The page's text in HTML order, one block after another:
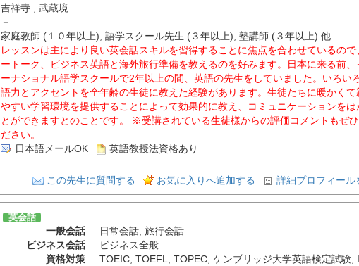
吉祥寺 , 武蔵境
－
家庭教師 (１０年以上), 語学スクール先生 (３年以上), 塾講師 (３年以上) 他
レッスンは主により良い英会話スキルを習得することに焦点を合わせているので
ートーク、ビジネス英語と海外旅行準備を教えるのを好みます。日本に来る前、
ーナショナル語学スクールで2年以上の間、英語の先生をしていました。いろい
語力とアクセントを全年齢の生徒に教えた経験があります。生徒たちに暖かくて
やすい学習環境を提供することによって効果的に教え、コミュニケーションをは
とができますとのことです。 ※受講されている生徒様からの評価コメントもぜひ
ださい。
日本語メールOK
英語教授法資格あり
この先生に質問する お気に入りへ追加する 詳細プロフィール
英会話
一般会話 日常会話, 旅行会話
ビジネス会話
ビジネス全般
資格対策
TOEIC, TOEFL TOPEC, ケンブリッジ大学英語検定試験,